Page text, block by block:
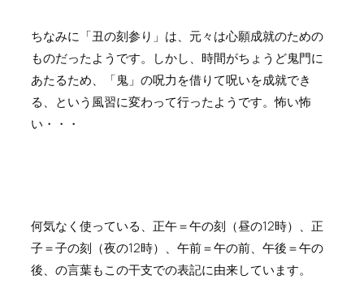
ちなみに「丑の刻参り」は、元々は心願成就のための
ものだったようです。しかし、時間がちょうど鬼門に
あたるため、「鬼」の呪力を借りて呪いを成就でき
る、という風習に変わって行ったようです。怖い怖
い・・・
何気なく使っている、正午＝午の刻（昼の12時）、正
子＝子の刻（夜の12時）、午前＝午の前、午後＝午の
後、の言葉もこの干支での表記に由来しています。